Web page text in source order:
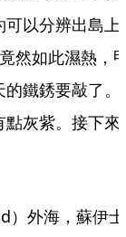
以分辨出島上
然如此濕熱，
鐵銹要敲了。
灰紫。接下來
外海，蘇伊士